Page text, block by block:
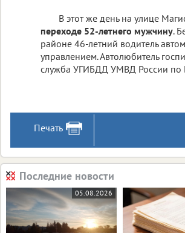
В этот же день на улице
переходе 52-летнего мужчину.
районе 46-летний водитель
управлением. Автолюбитель
служба УГИБДД УМВД России по
Печать
Последние новости
05.08.2026